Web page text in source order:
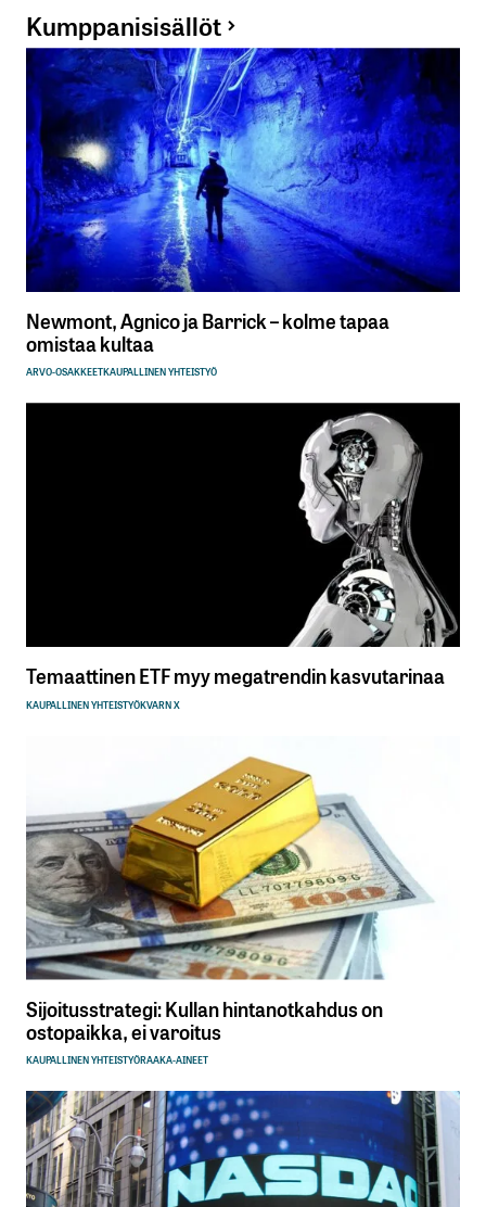
Kumppanisisällöt
Newmont, Agnico ja Barrick – kolme tapaa
omistaa kultaa
ARVO-OSAKKEETKAUPALLINEN YHTEISTYÖ
Temaattinen ETF myy megatrendin kasvutarinaa
KAUPALLINEN YHTEISTYÖKVARN X
Sijoitusstrategi: Kullan hintanotkahdus on
ostopaikka, ei varoitus
KAUPALLINEN YHTEISTYÖRAAKA-AINEET